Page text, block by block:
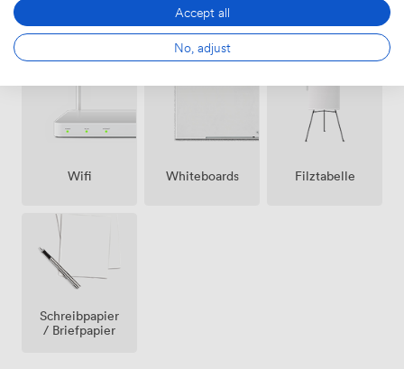
Ausstattungen
Wifi Whiteboards Filztabelle
Schreibpapier
/ Briefpapier
Accept all
No, adjust